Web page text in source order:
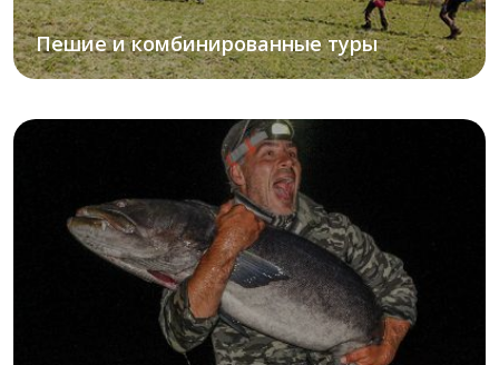
Пешие и комбинированные туры